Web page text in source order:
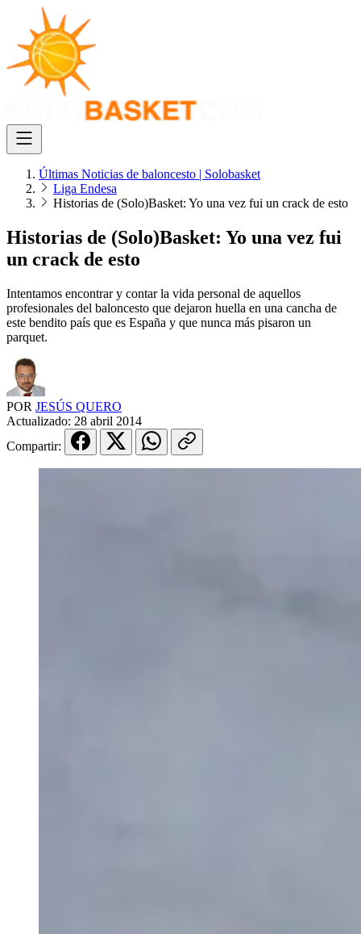
Últimas Noticias de baloncesto | Solobasket
Liga Endesa
Historias de (Solo)Basket: Yo una vez fui un crack de esto
Historias de (Solo)Basket: Yo una vez fui
un crack de esto
Intentamos encontrar y contar la vida personal de aquellos
profesionales del baloncesto que dejaron huella en una cancha de
este bendito país que es España y que nunca más pisaron un
parquet.
POR JESÚS QUERO
Actualizado: 28 abril 2014
Compartir: